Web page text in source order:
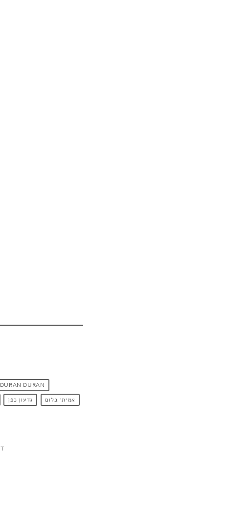
DURAN DURAN
אמיתי בלום גדעון כפן